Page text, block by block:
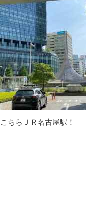
こちらＪＲ名古屋駅！